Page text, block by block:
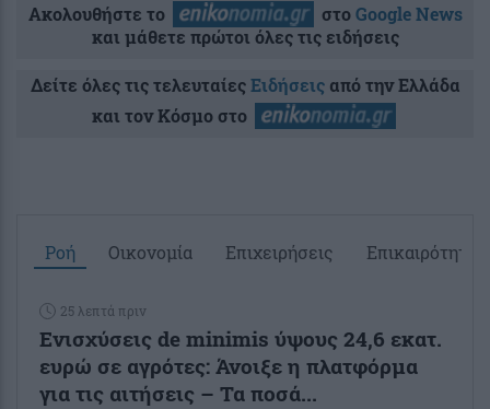
Ακολουθήστε το στοGoogle News
και μάθετε πρώτοι όλες τις ειδήσεις
Δείτε όλες τις τελευταίεςΕιδήσειςαπό την Ελλάδα
και τον Κόσμο στο
Ροή Οικονομία Επιχειρήσεις Επικαιρότητα
25 λεπτά πριν
Ενισχύσεις de minimis ύψους 24,6 εκατ.
ευρώ σε αγρότες: Άνοιξε η πλατφόρμα
για τις αιτήσεις – Τα ποσά...